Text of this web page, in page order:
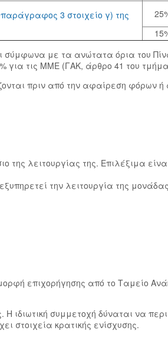
3 στοιχείο γ) της
σύμφωνα με τα ανώτατα όρια του
για τις ΜΜΕ (ΓΑΚ, άρθρο 41 του
πριν από την αφαίρεση φόρων
λειτουργίας της. Επιλέξιμα
την λειτουργία της
επιχορήγησης από το Ταμείο
ιδιωτική συμμετοχή δύναται να
στοιχεία κρατικής ενίσχυσης.